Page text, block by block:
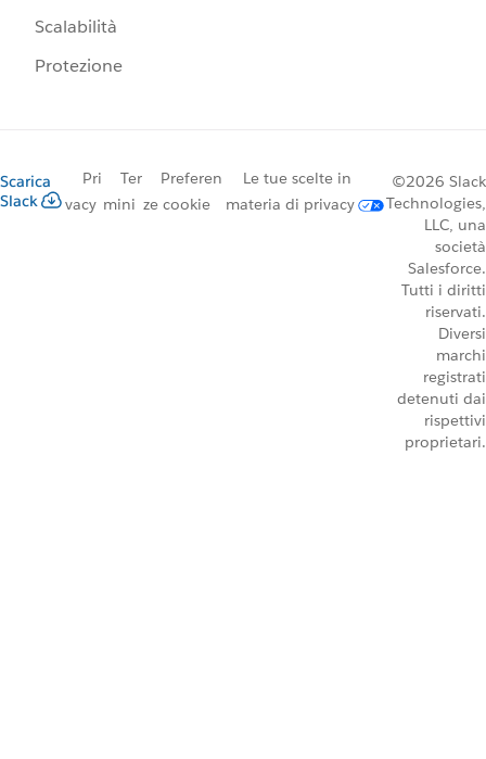
Scalabilità
Protezione
Scarica
Slack
Pri
vacy
Ter
mini
Preferen
ze cookie
Le tue scelte in
materia di privacy
©2026 Slack
Technologies,
LLC, una
società
Salesforce.
Tutti i diritti
riservati.
Diversi
marchi
registrati
detenuti dai
rispettivi
proprietari.